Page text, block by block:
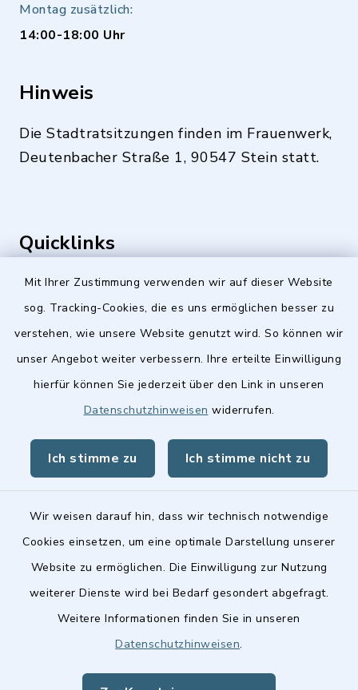
Mit Ihrer Zustimmung verwenden wir auf dieser Website
sog. Tracking-Cookies, die es uns ermöglichen besser zu
verstehen, wie unsere Website genutzt wird. So können wir
unser Angebot weiter verbessern. Ihre erteilte Einwilligung
hierfür können Sie jederzeit über den Link in unseren
Datenschutzhinweisen widerrufen.
Ich stimme zu Ich stimme nicht zu
Wir weisen darauf hin, dass wir technisch notwendige
Cookies einsetzen, um eine optimale Darstellung unserer
Website zu ermöglichen. Die Einwilligung zur Nutzung
weiterer Dienste wird bei Bedarf gesondert abgefragt.
Weitere Informationen finden Sie in unseren
Datenschutzhinweisen.
Montag zusätzlich:
14:00-18:00 Uhr
Hinweis
Die Stadtratsitzungen finden im Frauenwerk,
Deutenbacher Straße 1, 90547 Stein statt.
Quicklinks
Stellenangebote
BayernPortal
Landkreis Fürth
Kontakt
Barrierefreiheit
Datenschutz
Impressum
Sitemap
Cookie-Einstellungen